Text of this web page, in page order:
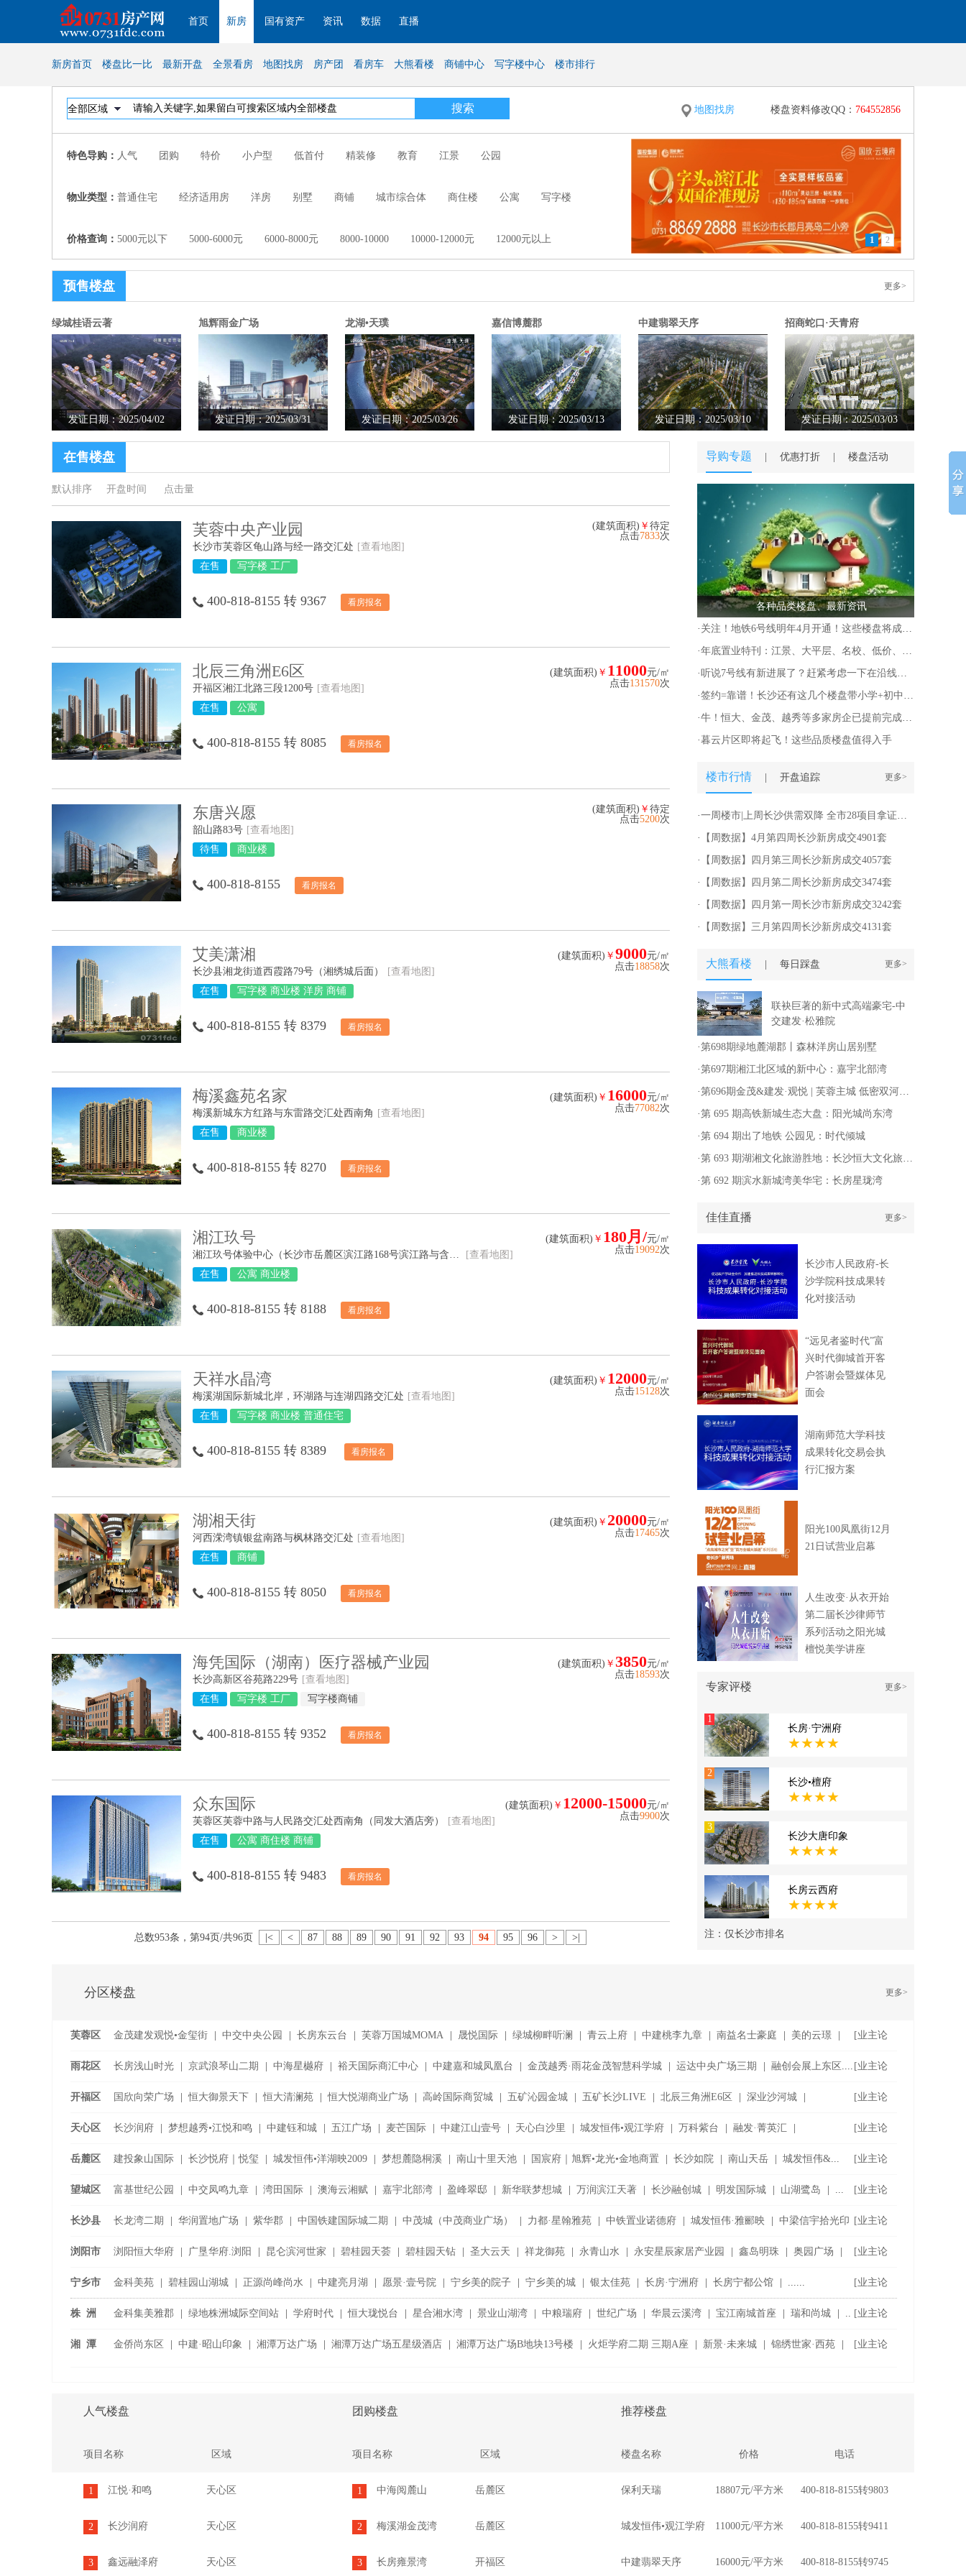
首页 新房 国有资产 资讯 数据 直播
新房首页 楼盘比一比 最新开盘 全景看房 地图找房 房产团 看房车 大熊看楼 商铺中心 写字楼中心 楼市排行
地图找房 楼盘资料修改QQ： 764552856
特色导购： 人气 团购 特价 小户型 低首付 精装修 教育 江景 公园
物业类型： 普通住宅 经济适用房 洋房 别墅 商铺 城市综合体 商住楼 公寓 写字楼
价格查询： 5000元以下 5000-6000元 6000-8000元 8000-10000 10000-12000元 12000元以上 1 2
预售楼盘 更多>
绿城桂语云著
发证日期：2025/04/02
旭辉雨金广场
发证日期：2025/03/31
龙湖•天璞
发证日期：2025/03/26
嘉信博麓郡
发证日期：2025/03/13
中建翡翠天序
发证日期：2025/03/10
招商蛇口·天青府
发证日期：2025/03/03
在售楼盘
默认排序 开盘时间 点击量
芙蓉中央产业园
长沙市芙蓉区龟山路与经一路交汇处 [查看地图]
在售
写字楼 工厂
400-818-8155 转 9367 看房报名
(建筑面积) ￥ 待定
点击7833次
北辰三角洲E6区
开福区湘江北路三段1200号 [查看地图]
在售
公寓
400-818-8155 转 8085 看房报名
(建筑面积) ￥ 11000元/㎡
点击131570次
东唐兴愿
韶山路83号 [查看地图]
待售
商业楼
400-818-8155 看房报名
(建筑面积) ￥ 待定
点击5200次
艾美潇湘
长沙县湘龙街道西霞路79号（湘绣城后面）
[查看地图]
在售
写字楼 商业楼 洋房 商铺
400-818-8155 转 8379 看房报名
(建筑面积) ￥ 9000元/㎡
点击18858次
梅溪鑫苑名家
梅溪新城东方红路与东雷路交汇处西南角 [查看地图]
在售
商业楼
400-818-8155 转 8270 看房报名
(建筑面积) ￥ 16000元/㎡
点击77082次
湘江玖号
湘江玖号体验中心（长沙市岳麓区滨江路168号滨江路与含光路交叉口 ）
[查看地图]
在售
公寓 商业楼
400-818-8155 转 8188 看房报名
(建筑面积) ￥ 180月/元/㎡
点击19092次
天祥水晶湾
梅溪湖国际新城北岸，环湖路与连湖四路交汇处 [查看地图]
在售
写字楼 商业楼 普通住宅
400-818-8155 转 8389 看房报名
(建筑面积) ￥ 12000元/㎡
点击15128次
湖湘天街
河西溁湾镇银盆南路与枫林路交汇处 [查看地图]
在售
商铺
400-818-8155 转 8050 看房报名
(建筑面积) ￥ 20000元/㎡
点击17465次
海凭国际（湖南）医疗器械产业园
长沙高新区谷苑路229号 [查看地图]
在售
写字楼 工厂 写字楼商铺
400-818-8155 转 9352 看房报名
(建筑面积) ￥ 3850元/㎡
点击18593次
众东国际
芙蓉区芙蓉中路与人民路交汇处西南角（同发大酒店旁）
[查看地图]
在售
公寓 商住楼 商铺
400-818-8155 转 9483 看房报名
(建筑面积) ￥ 12000-15000元/㎡
点击9900次
总数953条，第94页/共96页 |< < 87 88 89 90 91 92 93 94 95 96 > >|
导购专题 优惠打折 楼盘活动
各种品类楼盘、最新资讯
· 关注！地铁6号线明年4月开通！这些楼盘将成“香饽饽”！
·年底置业特刊：江景、大平层、名校、低价、地铁….8大热门片区精装9字头起！
·听说7号线有新进展了？赶紧考虑一下在沿线附近安个家！
·签约=靠谱！长沙还有这几个楼盘带小学+初中“双名校”有房源在售！
·牛！恒大、金茂、越秀等多家房企已提前完成全年目标，这些品牌盘仅需6字头起！
·暮云片区即将起飞！这些品质楼盘值得入手
更多>
楼市行情 开盘追踪
·一周楼市|上周长沙供需双降 全市28项目拿证入市
· 【周数据】4月第四周长沙新房成交4901套
· 【周数据】四月第三周长沙新房成交4057套
· 【周数据】四月第二周长沙新房成交3474套
· 【周数据】四月第一周长沙市新房成交3242套
· 【周数据】三月第四周长沙新房成交4131套
更多>
大熊看楼 每日踩盘
联袂巨著的新中式高端豪宅-中
交建发·松雅院
·第698期绿地麓湖郡丨森林洋房山居别墅
·第697期湘江北区域的新中心：嘉宇北部湾
·第696期金茂&建发·观悦 | 芙蓉主城 低密双河景东方国风华宅
·第 695 期高铁新城生态大盘：阳光城尚东湾
·第 694 期出了地铁 公园见：时代倾城
·第 693 期湖湘文化旅游胜地：长沙恒大文化旅游城
·第 692 期滨水新城湾美华宅：长房星珑湾
更多>
佳佳直播
长沙市人民政府-长
沙学院科技成果转
化对接活动
“远见者鉴时代”富
兴时代御城首开客
户答谢会暨媒体见
面会
湖南师范大学科技
成果转化交易会执
行汇报方案
阳光100凤凰街12月
21日试营业启幕
人生改变·从衣开始
第二届长沙律师节
系列活动之阳光城
檀悦美学讲座
更多>
专家评楼
1
长房·宁洲府
★★★★
2
长沙•檀府
★★★★
3
长沙大唐印象
★★★★
长房云西府
★★★★
注：仅长沙市排名
分区楼盘 更多>
芙蓉区 金茂建发观悦•金玺街 中交中央公园 长房东云台 芙蓉万国城MOMA 晟悦国际 绿城柳畔听澜 青云上府 中建桃李九章 南益名士豪庭 美的云璟
千江•...
[业主论
坛]
雨花区 长房浅山时光 京武浪琴山二期 中海星樾府 裕天国际商汇中心 中建嘉和城凤凰台 金茂越秀·雨花金茂智慧科学城 运达中央广场三期 融创会展上东区
| 泰禹雅鲤
.... [业主论
坛]
开福区 国欣向荣广场 恒大御景天下 恒大清澜苑 恒大悦湖商业广场 高岭国际商贸城 五矿沁园金城 五矿长沙LIVE 北辰三角洲E6区 深业沙河城
湘江金茂府 | 卓越·朗宋 |
[业主论
坛]
天心区 长沙润府 梦想越秀•江悦和鸣 中建钰和城 五江广场 麦芒国际 中建江山壹号 天心白沙里 城发恒伟•观江学府 万科紫台 融发·菁英汇
丽发新城四期 |
[业主论
坛]
岳麓区 建投象山国际 长沙悦府｜悦玺 城发恒伟•洋湖映2009 梦想麓隐桐溪 南山十里天池 国宸府｜旭辉•龙光•金地商置 长沙如院 南山天岳 城发恒伟&... [业主论
坛]
望城区 富基世纪公园 中交凤鸣九章 湾田国际 澳海云湘赋 嘉宇北部湾 盈峰翠邸 新华联梦想城 万润滨江天著 长沙融创城 明发国际城 山湖鹭岛
时代倾城•
... [业主论
坛]
长沙县 长龙湾二期 华润置地广场 紫华郡 中国铁建国际城二期 中茂城（中茂商业广场） 力都·星翰雅苑 中铁置业诺德府 城发恒伟·雅郦映 中梁信宇拾光印
| 中梁鎏金公馆 |
[业主论
坛]
浏阳市 浏阳恒大华府 广垦华府.浏阳 昆仑滨河世家 碧桂园天荟 碧桂园天钻 圣大云天 祥龙御苑 永青山水 永安星辰家居产业园 鑫岛明珠 奥园广场
浏阳国际家具城 |
[业主论
坛]
宁乡市 金科美苑 碧桂园山湖城 正源尚峰尚水 中建亮月湖 愿景·壹号院 宁乡美的院子 宁乡美的城 银太佳苑 长房·宁洲府 长房宁都公馆
宁乡恒大御景半岛 |
...... [业主论
坛]
株 洲 金科集美雅郡 绿地株洲城际空间站 学府时代 恒大珑悦台 星合湘水湾 景业山湖湾 中粮瑞府 世纪广场 华晨云溪湾 宝江南城首座 瑞和尚城
旗渌宴南都 |
.. [业主论
坛]
湘 潭 金侨尚东区 中建·昭山印象 湘潭万达广场 湘潭万达广场五星级酒店 湘潭万达广场B地块13号楼 火炬学府二期 三期A座 新景·未来城 锦绣世家·西苑 [业主论
人气楼盘 团购楼盘 推荐楼盘
项目名称 区域 项目名称 区域 楼盘名称 价格 电话
1 江悦·和鸣 天心区
2 长沙润府 天心区
3 鑫远融泽府 天心区
1 中海阅麓山 岳麓区
2 梅溪湖金茂湾 岳麓区
3 长房雍景湾 开福区
保利天瑞 18807元/平方米 400-818-8155转9803
城发恒伟•观江学府 11000元/平方米 400-818-8155转9411
中建翡翠天序 16000元/平方米 400-818-8155转9745